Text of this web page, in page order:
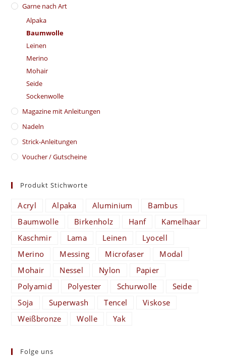
Garne nach Art
Alpaka
Baumwolle
Leinen
Merino
Mohair
Seide
Sockenwolle
Magazine mit Anleitungen
Nadeln
Strick-Anleitungen
Voucher / Gutscheine
Produkt Stichworte
Acryl Alpaka Aluminium
Bambus
Baumwolle
Birkenholz Hanf
Kamelhaar
Kaschmir
Lama Leinen
Lyocell
Merino
Messing Microfaser
Modal
Mohair
Nessel Nylon
Papier
Polyamid
Polyester Schurwolle
Seide
Soja
Superwash Tencel
Viskose
Weißbronze
Wolle Yak
Folge uns